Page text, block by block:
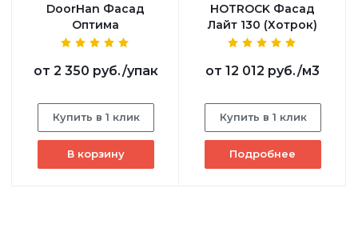
DoorHan Фасад
Оптима
от 2 350 руб./упак
Купить в 1 клик
В корзину
HOTROCK Фасад
Лайт 130 (Хотрок)
от 12 012 руб./м3
Купить в 1 клик
Подробнее